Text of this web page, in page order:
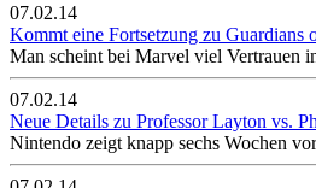
07.02.14
Kommt eine Fortsetzung zu Guardians
Man scheint bei Marvel viel Vertrauen
07.02.14
Neue Details zu Professor Layton vs.
Nintendo zeigt knapp sechs Wochen